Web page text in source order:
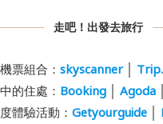
走吧！出發去旅行
票組合： skyscanner│
的住處： Booking│ Agoda│
體驗活動： Getyourguide│